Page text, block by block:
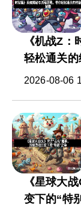
《机战Z
轻松通关
2026-08-06
《星球大
变下的“特